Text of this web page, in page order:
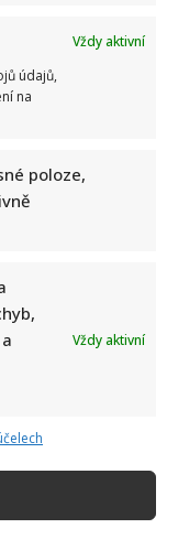
Vždy aktivní
údajů,
na
poloze,
Vždy aktivní
Stále jezdí po